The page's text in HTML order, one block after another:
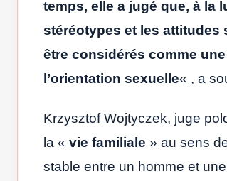
temps, elle a jugé que, à la
stéréotypes et les attitudes
être considérés comme
l’orientation sexuelle« , a
Krzysztof Wojtyczek, juge
la « vie familiale » au sens
stable entre un homme et